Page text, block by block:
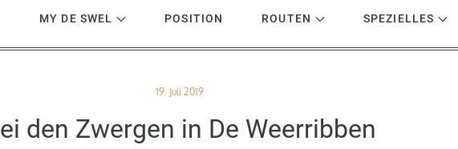
MY DE SWEL POSITION ROUTEN SPEZIELLES
Posted
19. Juli 2019
den Zwergen in De Weerribben